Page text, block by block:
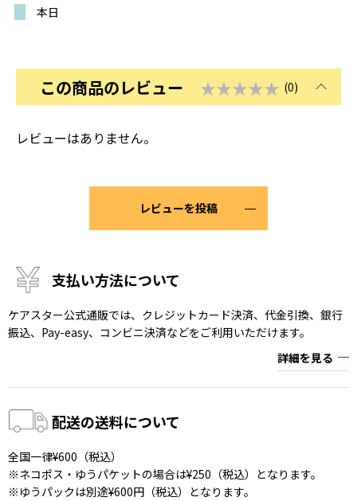
本日
この商品のレビュー ★★★★★ (0)
レビューはありません。
レビューを投稿
支払い方法について
ケアスター公式通販では、クレジットカード決済、代金引換、銀行
振込、Pay-easy、コンビニ決済などをご利用いただけます。
詳細を見る
配送の送料について
全国一律¥600（税込）
※ネコポス・ゆうパケットの場合は¥250（税込）となります。
※ゆうパックは別途¥600円（税込）となります。